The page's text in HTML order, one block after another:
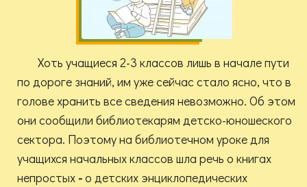
Хоть учащиеся 2-3 классов лишь в начале пути
по дороге знаний, им уже сейчас стало ясно, что в
голове хранить все сведения невозможно. Об этом
они сообщили библиотекарям детско-юношеского
сектора. Поэтому на библиотечном уроке для
учащихся начальных классов шла речь о книгах
непростых -о детских энциклопедических